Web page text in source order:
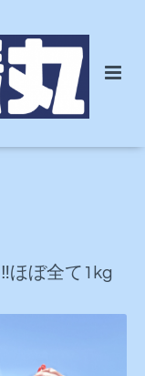
ほぼ全て1kg